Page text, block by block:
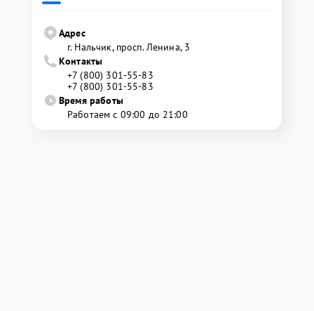
Адрес
г. Нальчик, просп. Ленина, 3
Контакты
+7 (800) 301-55-83
+7 (800) 301-55-83
Время работы
Работаем с 09:00 до 21:00